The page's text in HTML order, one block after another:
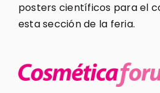
posters científicos para el
esta sección de la feria.